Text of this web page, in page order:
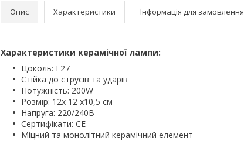
Опис Характеристики Інформація для замовлення
Характеристики керамічної лампи:
Цоколь: E27
Стійка до струсів та ударів
Потужність: 200W
Розмір: 12х 12 х10,5 см
Напруга: 220/240В
Сертифікати: CE
Міцний та монолітний керамічний елемент